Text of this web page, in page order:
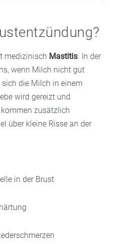
medizinisch Mastitis. In der
wenn Milch nicht gut
die Milch in einem
wird gereizt und
zusätzlich
über kleine Risse an der
in der Brust